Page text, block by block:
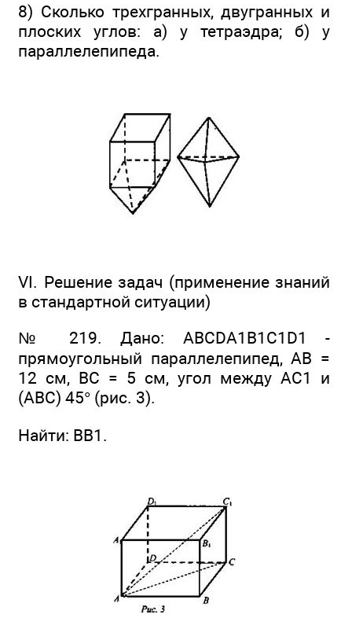
8) Сколько трехгранных, двугранных и
плоских углов: а) у тетраэдра; б) у
параллелепипеда.
VI. Решение задач (применение знаний
в стандартной ситуации)
№ 219. Дано: ABCDA1B1C1D1 -
прямоугольный параллелепипед, АВ =
12 см, ВС = 5 см, угол между АС1 и
(ABC) 45° (рис. 3).
Найти: ВВ1.